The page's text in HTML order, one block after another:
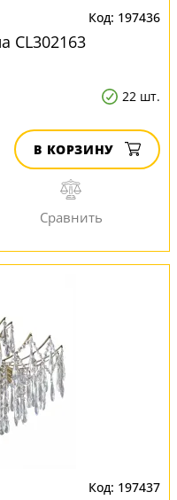
197436
CL302163
22 шт.
В КОРЗИНУ
197437